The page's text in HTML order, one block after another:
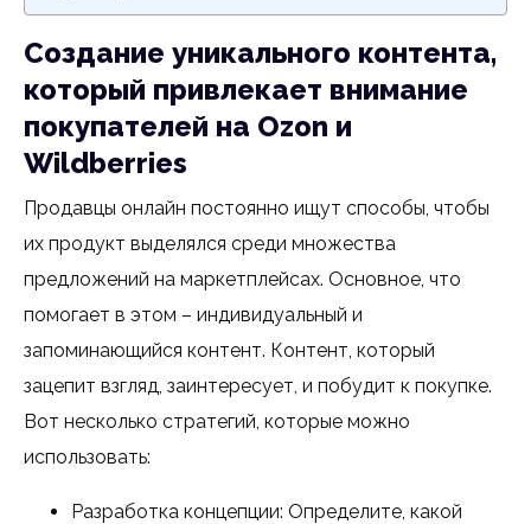
Создание уникального контента,
который привлекает внимание
покупателей на Ozon и
Wildberries
Продавцы онлайн постоянно ищут способы, чтобы
их продукт выделялся среди множества
предложений на маркетплейсах. Основное, что
помогает в этом – индивидуальный и
запоминающийся контент. Контент, который
зацепит взгляд, заинтересует, и побудит к покупке.
Вот несколько стратегий, которые можно
использовать:
Разработка концепции: Определите, какой